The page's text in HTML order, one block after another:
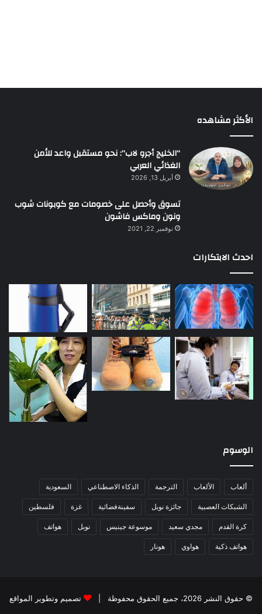
الأكثر مشاهده
“الخليج أجرو لاب”: نحو مستقبل واعد للأمن
الغذائي العربي
أبريل 13, 2026
تسوق وأحصل على خصومات مع كوبونات شوب
ونون وماكس فاشون
نوفمبر 22, 2021
احدث الابتكارات
الوسوم
ألعاب الألعاب الترجمة الذكاء الاصطناعي السعودية
الشبكات العصبية جائزة نوبل سفينةفضائية غزة فلسطين
كرة القدم مجدي سعيد موسوعة جينيس نوبل هواتف
هواتف ذكية هواوي هونار
© حقوق النشر 2026، جميع الحقوق محفوظة |
تصميم وتطوير المواقع